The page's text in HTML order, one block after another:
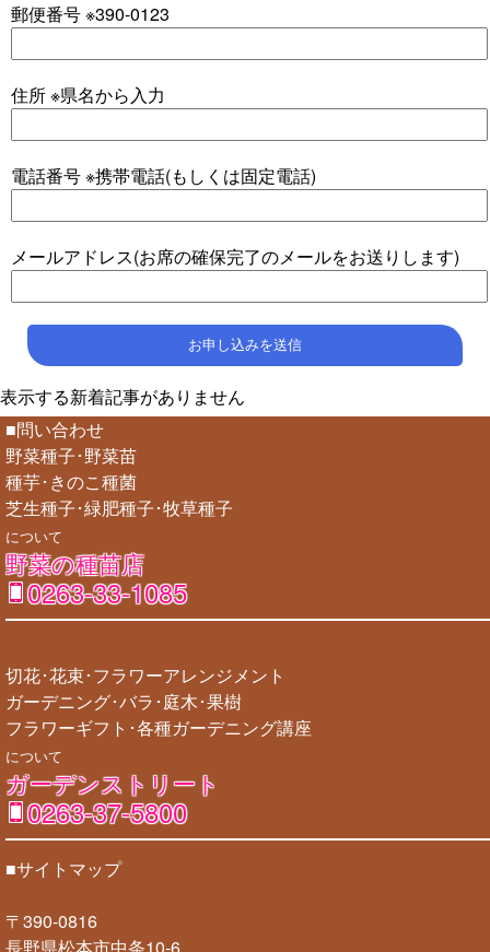
郵便番号 ※390-0123
住所 ※県名から入力
電話番号 ※携帯電話(もしくは固定電話)
メールアドレス(お席の確保完了のメールをお送りします)
表示する新着記事がありません
■問い合わせ
野菜種子･野菜苗
種芋･きのこ種菌
芝生種子･緑肥種子･牧草種子
について
野菜の種苗店
0263-33-1085
切花･花束･フラワーアレンジメント
ガーデニング･バラ･庭木･果樹
フラワーギフト･各種ガーデニング講座
について
ガーデンストリート
0263-37-5800
■サイトマップ
〒390-0816